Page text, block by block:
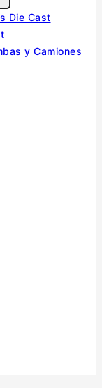
Die Cast
y Camiones